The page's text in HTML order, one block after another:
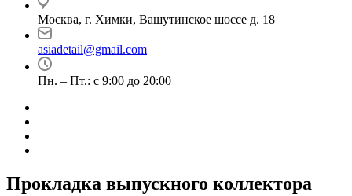
Москва, г. Химки, Вашутинское шоссе д. 18
asiadetail@gmail.com
Пн. – Пт.: с 9:00 до 20:00
Прокладка выпускного коллектора